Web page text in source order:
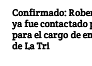
Confirmado:
ya fue contactado
para el cargo de
de La Tri